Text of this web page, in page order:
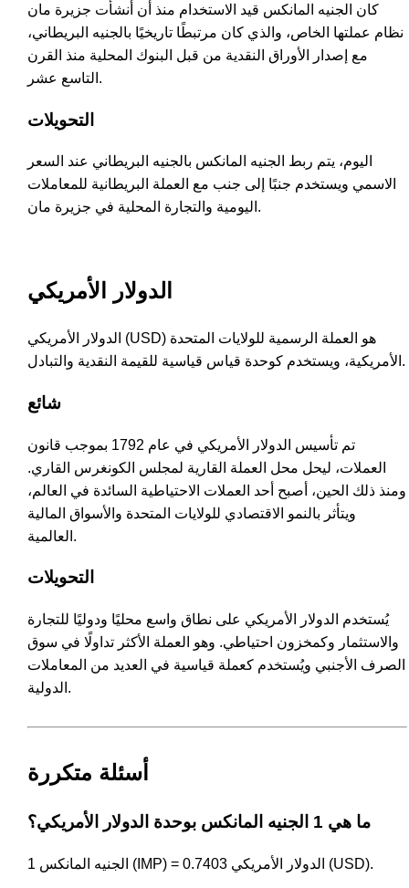
كان الجنيه المانكس قيد الاستخدام منذ أن أنشأت جزيرة مان
نظام عملتها الخاص، والذي كان مرتبطًا تاريخيًا بالجنيه البريطاني،
مع إصدار الأوراق النقدية من قبل البنوك المحلية منذ القرن
التاسع عشر.
التحويلات
اليوم، يتم ربط الجنيه المانكس بالجنيه البريطاني عند السعر
الاسمي ويستخدم جنبًا إلى جنب مع العملة البريطانية للمعاملات
اليومية والتجارة المحلية في جزيرة مان.
الدولار الأمريكي
الدولار الأمريكي (USD) هو العملة الرسمية للولايات المتحدة
الأمريكية، ويستخدم كوحدة قياس قياسية للقيمة النقدية والتبادل.
شائع
تم تأسيس الدولار الأمريكي في عام 1792 بموجب قانون
العملات، ليحل محل العملة القارية لمجلس الكونغرس القاري.
ومنذ ذلك الحين، أصبح أحد العملات الاحتياطية السائدة في العالم،
ويتأثر بالنمو الاقتصادي للولايات المتحدة والأسواق المالية
العالمية.
التحويلات
يُستخدم الدولار الأمريكي على نطاق واسع محليًا ودوليًا للتجارة
والاستثمار وكمخزون احتياطي. وهو العملة الأكثر تداولًا في سوق
الصرف الأجنبي ويُستخدم كعملة قياسية في العديد من المعاملات
الدولية.
أسئلة متكررة
ما هي 1 الجنيه المانكس بوحدة الدولار الأمريكي؟
1 الجنيه المانكس (IMP) = 0.7403 الدولار الأمريكي (USD).